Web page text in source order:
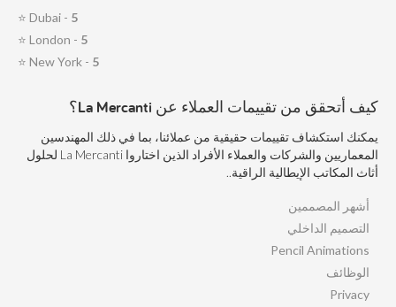
Dubai - 5
⭐
London - 5
⭐
New York - 5
⭐
كيف أتحقق من تقييمات العملاء عن La Mercanti؟
يمكنك استكشاف تقييمات حقيقية من عملائنا، بما في ذلك المهندسين
المعماريين والشركات والعملاء الأفراد الذين اختاروا La Mercanti لحلول
أثاث المكاتب الإيطالية الراقية..
أشهر المصممين
التصميم الداخلي
Pencil Animations
الوظائف
Privacy